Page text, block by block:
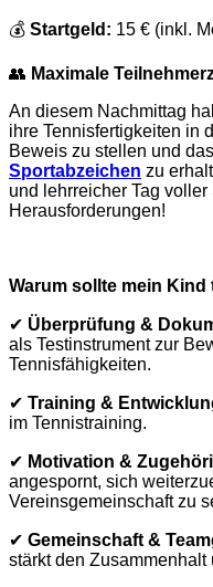
💰 Startgeld: 15 € (inkl.
👥 Maximale
An diesem Nachmittag
ihre Tennisfertigkeiten in
Beweis zu stellen und
Sportabzeichen zu
und lehrreicher Tag
Herausforderungen!
Warum sollte mein Kind
✔ Überprüfung &
als Testinstrument zur
Tennisfähigkeiten.
✔ Training &
im Tennistraining.
✔ Motivation &
angespornt, sich
Vereinsgemeinschaft zu
✔ Gemeinschaft &
stärkt den